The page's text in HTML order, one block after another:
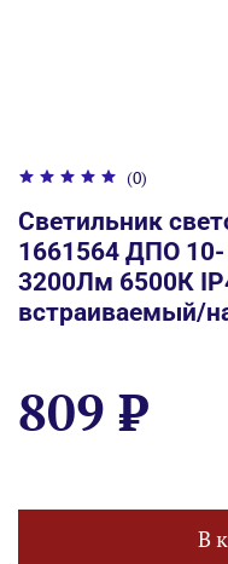
(0)
Светильник
1661564 ДПО
3200Лм 6500К
встраиваемый/
809 ₽
В